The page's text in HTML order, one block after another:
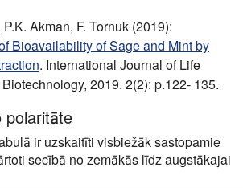
Akman, F. Tornuk (2019):
Bioavailability of Sage and Mint by
. International Journal of Life
2019. 2(2): p.122- 135.
polaritāte
ir uzskaitīti visbiežāk sastopamie
secībā no zemākās līdz augstākajai